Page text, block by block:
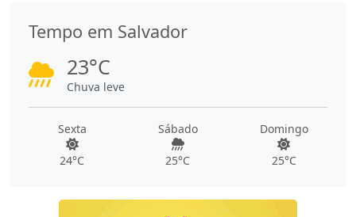
Tempo em Salvador
23°C
Chuva leve
Sexta
24°C
Sábado
25°C
Domingo
25°C